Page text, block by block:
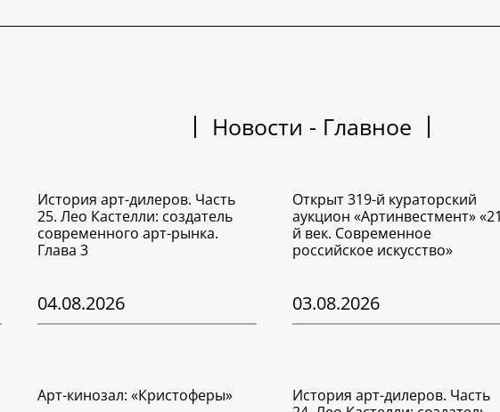
Новости - Главное
История арт-дилеров. Часть
25. Лео Кастелли: создатель
современного арт-рынка.
Глава 3
04.08.2026
Открыт 319-й кураторский
аукцион «Артинвестмент»
й век. Современное
российское искусство»
03.08.2026
Арт-кинозал: «Кристоферы»
История арт-дилеров. Часть